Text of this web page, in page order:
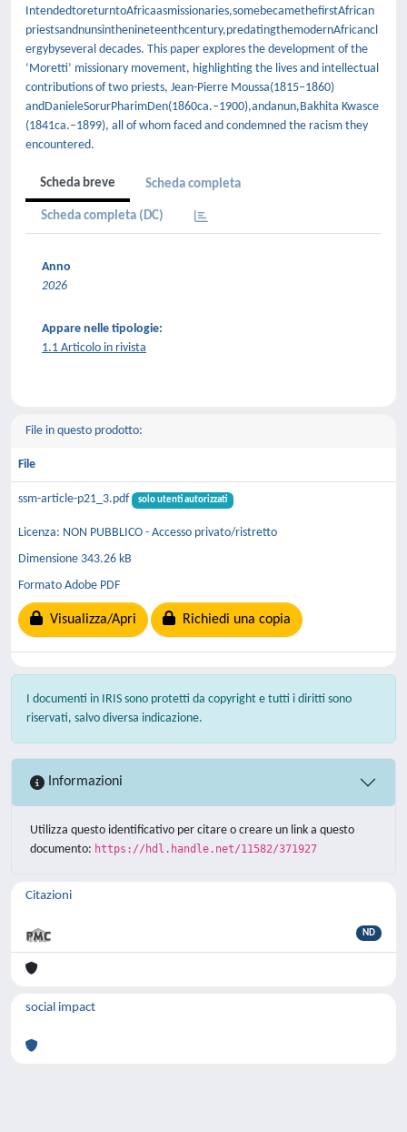
IntendedtoreturntoAfricaasmissionaries,somebecamethefirstAfrican
priestsandnunsinthenineteenthcentury,predatingthemodernAfricancl
ergybyseveral decades. This paper explores the development of the
‘Moretti’ missionary movement, highlighting the lives and intellectual
contributions of two priests, Jean-Pierre Moussa(1815–1860)
andDanieleSorurPharimDen(1860ca.–1900),andanun,Bakhita Kwasce
(1841ca.–1899), all of whom faced and condemned the racism they
encountered.
Scheda breve Scheda completa
Scheda completa (DC)
Anno
2026
Appare nelle tipologie:
1.1 Articolo in rivista
File in questo prodotto:
File
ssm-article-p21_3.pdf solo utenti autorizzati
Licenza: NON PUBBLICO - Accesso privato/ristretto
Dimensione 343.26 kB
Formato Adobe PDF
Visualizza/Apri Richiedi una copia
I documenti in IRIS sono protetti da copyright e tutti i diritti sono
riservati, salvo diversa indicazione.
Informazioni
Utilizza questo identificativo per citare o creare un link a questo
documento: https://hdl.handle.net/11582/371927
Citazioni
ND
social impact